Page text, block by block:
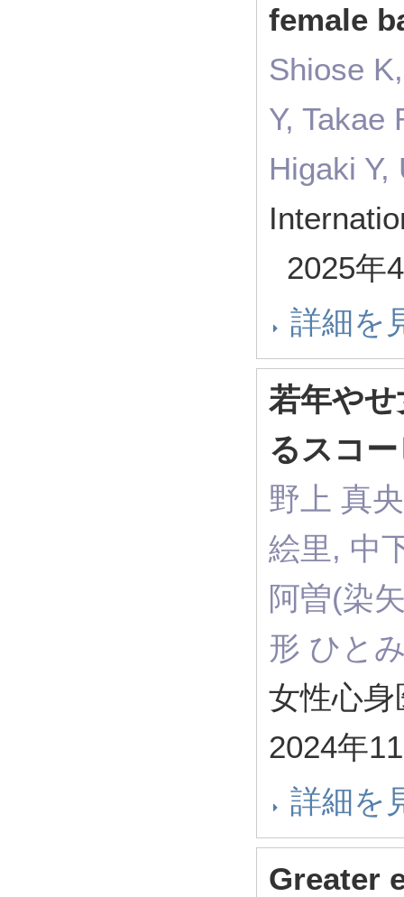
female
Shiose
Y, Takae
Higaki Y,
2025年
詳細を
若年や
るスコ
野上 真
絵里, 中
阿曽(染
形 ひと
女性心
2024年
詳細を
Greater